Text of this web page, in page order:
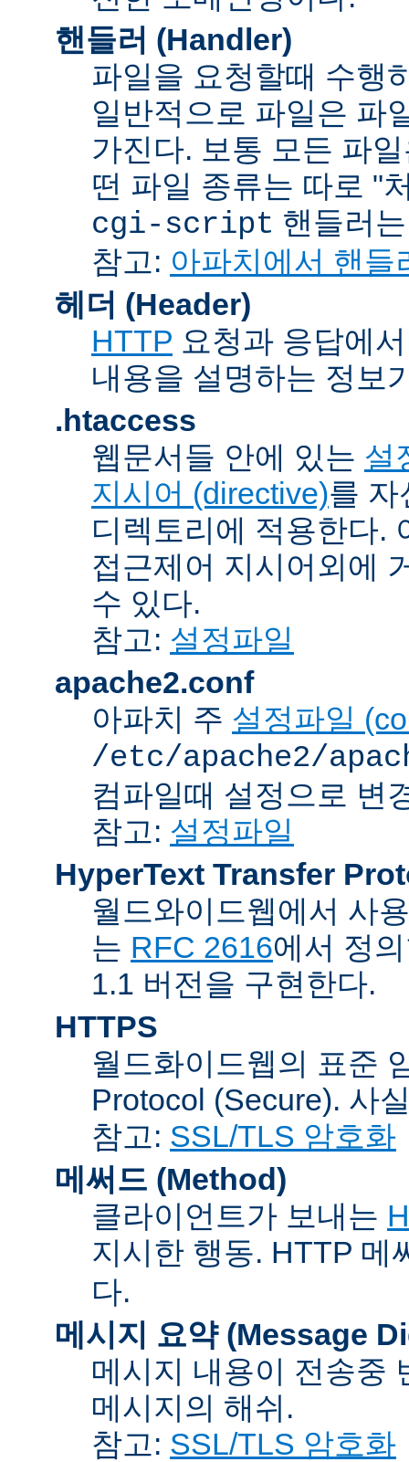
핸들러 (Handler)
파일을 요청할때 수행
일반적으로 파일은 파
가진다. 보통 모든 파
떤 파일 종류는 따로 "
cgi-script 핸들러
참고: 아파치에서 핸들
헤더 (Header)
HTTP 요청과 응답에
내용을 설명하는 정보
.htaccess
웹문서들 안에 있는 설
지시어 (directive)를 자
디렉토리에 적용한다.
접근제어 지시어외에
수 있다.
참고: 설정파일
apache2.conf
아파치 주 설정파일
/etc/apache2/
컴파일때 설정으로 변
참고: 설정파일
HyperText Transfer
월드와이드웹에서 사
는 RFC 2616에서 정
1.1 버전을 구현한다.
HTTPS
월드화이드웹의 표준
Protocol (Secure). 사
참고: SSL/TLS 암호화
메써드 (Method)
클라이언트가 보내는
지시한 행동. HTTP 메
다.
메시지 요약 (Message
메시지 내용이 전송중
메시지의 해쉬.
참고: SSL/TLS 암호화